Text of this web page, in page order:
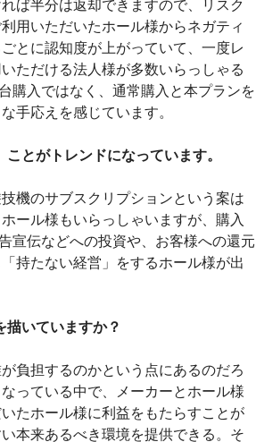
ば半分は返却できますので、リスク
用いただいたホール様からネガティ
とに認知度が上がっていて、一度レ
ただける法人様が多数いらっしゃる
購入ではなく、通常購入と本プランを
手応えを感じています。
とがトレンドになっています。
機のサブスクリプションという案は
ール様もいらっしゃいますが、購入
宣伝などへの投資や、お客様への還元
持たない経営」をするホール様が出
いていますか？
負担するのかという点にあるのだろ
っている中で、メーカーとホール様
たホール様に利益をもたらすことが
本来あるべき環境を提供できる。そ